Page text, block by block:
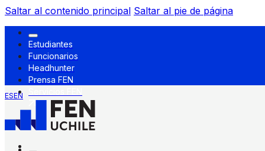
Saltar al contenido principal Saltar al pie de página
Estudiantes
Funcionarios
Headhunter
Prensa FEN
ESEN